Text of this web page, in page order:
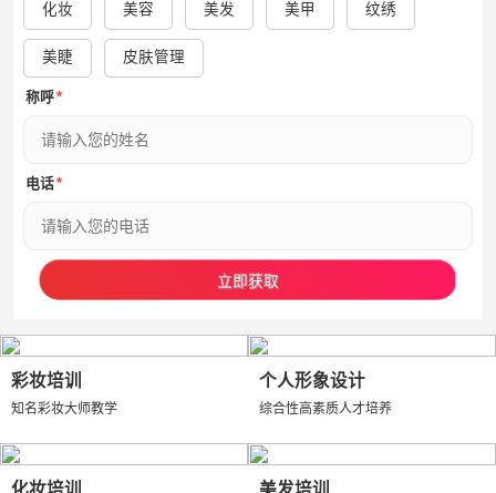
化妆 美容 美发 美甲 纹绣
美睫 皮肤管理
称呼*
电话*
彩妆培训
知名彩妆大师教学
个人形象设计
综合性高素质人才培养
化妆培训 美发培训